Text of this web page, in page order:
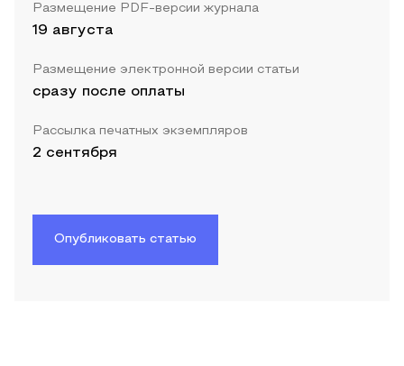
Размещение PDF-версии журнала
19 августа
Размещение электронной версии статьи
сразу после оплаты
Рассылка печатных экземпляров
2 сентября
Опубликовать статью